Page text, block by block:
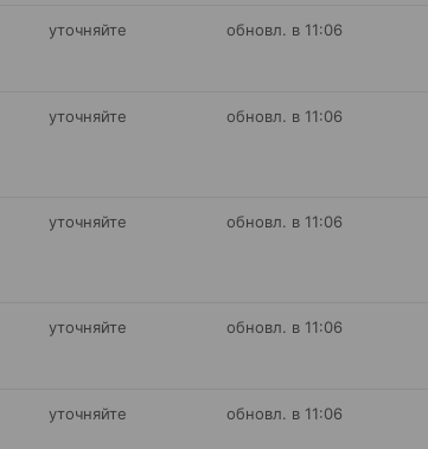
уточняйте обновл. в 11:06
уточняйте обновл. в 11:06
уточняйте обновл. в 11:06
уточняйте обновл. в 11:06
уточняйте обновл. в 11:06